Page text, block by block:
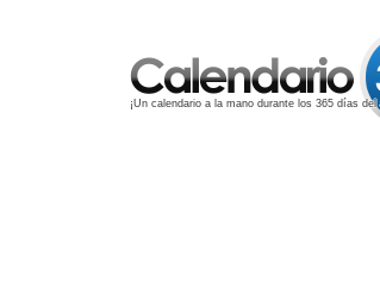
¡Un calendario a la mano durante los 365 días del